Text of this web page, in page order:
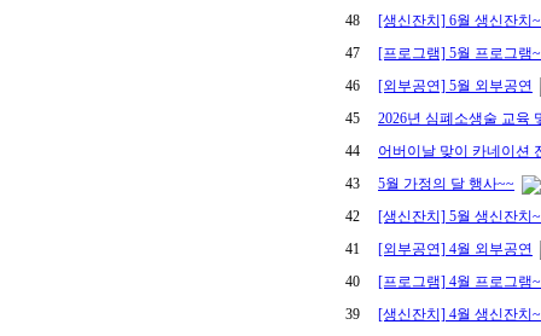
48
[생신잔치] 6월 생신잔치
47
[프로그램] 5월 프로그램~
46
[외부공연] 5월 외부공연
45
2026년 심폐소생술 교육
44
어버이날 맞이 카네이션
43
5월 가정의 달 행사~~
42
[생신잔치] 5월 생신잔치
41
[외부공연] 4월 외부공연
40
[프로그램] 4월 프로그램~
39
[생신잔치] 4월 생신잔치